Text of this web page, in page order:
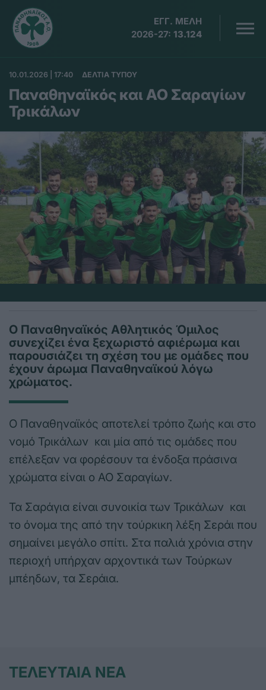
ΕΓΓ. ΜΕΛΗ
2026-27: 13.124
10.01.2026 | 17:40 ΔΕΛΤΙΑ ΤΥΠΟΥ
Παναθηναϊκός και ΑΟ Σαραγίων
Τρικάλων
Ο Παναθηναϊκός Αθλητικός Όμιλος
συνεχίζει ένα ξεχωριστό αφιέρωμα και
παρουσιάζει τη σχέση του με ομάδες που
έχουν άρωμα Παναθηναϊκού λόγω
χρώματος.
Ο Παναθηναϊκός αποτελεί τρόπο ζωής και στο
νομό Τρικάλων και μία από τις ομάδες που
επέλεξαν να φορέσουν τα ένδοξα πράσινα
χρώματα είναι ο ΑΟ Σαραγίων.
Τα Σαράγια είναι συνοικία των Τρικάλων και
το όνομα της από την τούρκικη λέξη Σεράι που
σημαίνει μεγάλο σπίτι. Στα παλιά χρόνια στην
περιοχή υπήρχαν αρχοντικά των Τούρκων
μπέηδων, τα Σεράια.
ΤΕΛΕΥΤΑΙΑ ΝΕΑ